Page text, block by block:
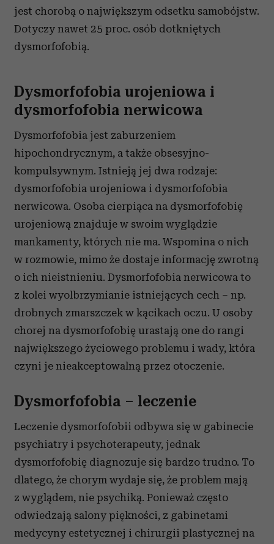
i reklam, aby oferować funkcje społecznościowe i
analizować ruch w naszej witrynie. Informacje o tym, jak
społecznościowym, reklamowym i analitycznym.
korzystania z ich usług.
jest chorobą o największym odsetku samobójstw.
Dotyczy nawet 25 proc. osób dotkniętych
dysmorfofobią.
Dysmorfofobia urojeniowa i
dysmorfofobia nerwicowa
Dysmorfofobia jest zaburzeniem
hipochondrycznym, a także obsesyjno-
kompulsywnym. Istnieją jej dwa rodzaje:
dysmorfofobia urojeniowa i dysmorfofobia
nerwicowa. Osoba cierpiąca na dysmorfofobię
urojeniową znajduje w swoim wyglądzie
mankamenty, których nie ma. Wspomina o nich
w rozmowie, mimo że dostaje informację zwrotną
o ich nieistnieniu. Dysmorfofobia nerwicowa to
z kolei wyolbrzymianie istniejących cech – np.
drobnych zmarszczek w kącikach oczu. U osoby
chorej na dysmorfofobię urastają one do rangi
największego życiowego problemu i wady, która
czyni je nieakceptowalną przez otoczenie.
Dysmorfofobia – leczenie
Leczenie dysmorfofobii odbywa się w gabinecie
psychiatry i psychoterapeuty, jednak
dysmorfofobię diagnozuje się bardzo trudno. To
dlatego, że chorym wydaje się, że problem mają
z wyglądem, nie psychiką. Ponieważ często
odwiedzają salony piękności, z gabinetami
medycyny estetycznej i chirurgii plastycznej na